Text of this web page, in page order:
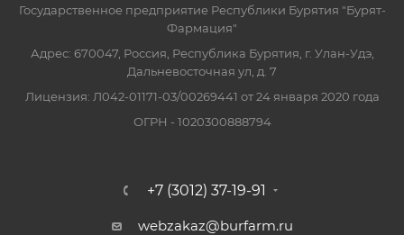
Государственное предприятие Республики Бурятия "Бурят-
Фармация"
Адрес: 670047, Россия, Республика Бурятия, г. Улан-Удэ,
Дальневосточная ул, д. 7
Лицензия: Л042-01171-03/00269441 от 24 января 2020 года
ОГРН - 1020300888794
+7 (3012) 37-19-91
webzakaz@burfarm.ru